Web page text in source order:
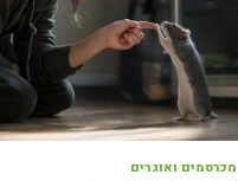
מכרסמים ואוגרים